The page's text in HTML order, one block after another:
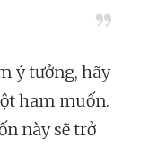
ý tưởng, hãy
ham muốn.
này sẽ trở